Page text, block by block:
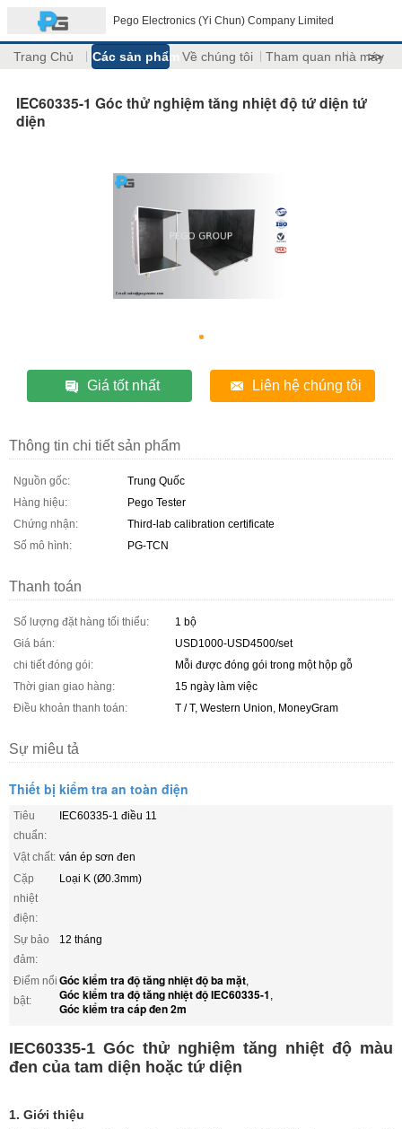
Pego Electronics (Yi Chun) Company Limited
Trang Chủ Các sản phẩm Về chúng tôi Tham quan nhà máy
>>
IEC60335-1 Góc thử nghiệm tăng nhiệt độ tứ diện tứ
diện
Giá tốt nhất Liên hệ chúng tôi
Thông tin chi tiết sản phẩm
Nguồn gốc:
Trung Quốc
Hàng hiệu:
Pego Tester
Chứng nhận:
Third-lab calibration certificate
Số mô hình:
PG-TCN
Thanh toán
Số lượng đặt hàng tối thiểu:
1 bộ
Giá bán:
USD1000-USD4500/set
chi tiết đóng gói:
Mỗi được đóng gói trong một hộp gỗ
Thời gian giao hàng:
15 ngày làm việc
Điều khoản thanh toán:
T / T, Western Union, MoneyGram
Sự miêu tả
Thiết bị kiểm tra an toàn điện
Tiêu
chuẩn:
IEC60335-1 điều 11
Vật chất: ván ép sơn đen
Cặp
nhiệt
điện:
Loại K (Ø0.3mm)
Sự bảo
đảm:
12 tháng
Điểm nổi
bật:
Góc kiểm tra độ tăng nhiệt độ ba mặt,
Góc kiểm tra độ tăng nhiệt độ IEC60335-1 ,
Góc kiểm tra cáp đen 2m
IEC60335-1 Góc thử nghiệm tăng nhiệt độ màu
đen của tam diện hoặc tứ diện
1. Giới thiệu